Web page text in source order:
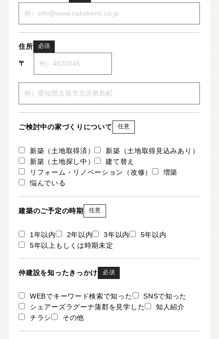
住所 必須
〒
ご検討中の家づくりについて 任意
新築（土地取得済）
新築（土地取得見込みあり）
新築（土地探し中）
建て替え
リフォーム・リノベーション（改修）
増築
悩んでいる
建築のご予定の時期 任意
1年以内 2年以内 3年以内
5年以内
5年以上もしくは時期未定
仲建設を知ったきっかけ 必須
WEBでキーワード検索で知った
SNSで知った
シェアーズラグーナ蒲郡を見学した
知人紹介
チラシ
その他